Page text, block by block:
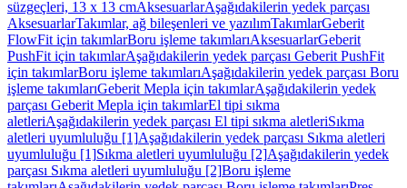
süzgeçleri, 13 x 13 cmAksesuarlarAşağıdakilerin yedek parçası
AksesuarlarTakımlar, ağ bileşenleri ve yazılımTakımlarGeberit
FlowFit için takımlarBoru işleme takımlarıAksesuarlarGeberit
PushFit için takımlarAşağıdakilerin yedek parçası Geberit PushFit
için takımlarBoru işleme takımlarıAşağıdakilerin yedek parçası Boru
işleme takımlarıGeberit Mepla için takımlarAşağıdakilerin yedek
parçası Geberit Mepla için takımlarEl tipi sıkma
aletleriAşağıdakilerin yedek parçası El tipi sıkma aletleriSıkma
aletleri uyumluluğu [1]Aşağıdakilerin yedek parçası Sıkma aletleri
uyumluluğu [1]Sıkma aletleri uyumluluğu [2]Aşağıdakilerin yedek
parçası Sıkma aletleri uyumluluğu [2]Boru işleme